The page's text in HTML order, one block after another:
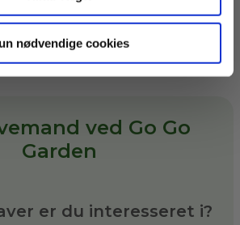
nødvendige cookies
til dig, hvis du selv
ved Go Go
Garden
er du interesseret i?